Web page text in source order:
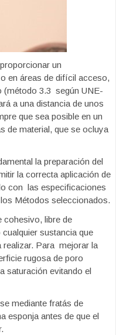
un
en áreas de difícil acceso,
(método 3.3 según UNE-
a una distancia de unos
que sea posible en un
de material, que se ocluya
la preparación del
la correcta aplicación de
con las especificaciones
Métodos seleccionados.
cohesivo, libre de
sustancia que
realizar. Para mejorar la
rugosa de poro
saturación evitando el
mediante fratás de
esponja antes de que el